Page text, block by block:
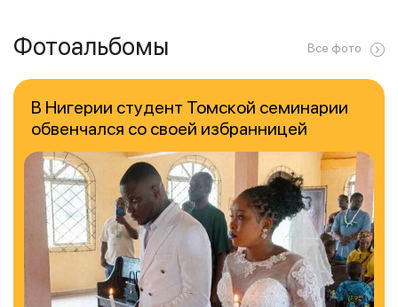
Фотоальбомы Все фото
В Нигерии студент Томской семинарии
обвенчался со своей избранницей